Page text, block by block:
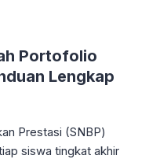
Portofolio
Lengkap
Prestasi (SNBP)
siswa tingkat akhir